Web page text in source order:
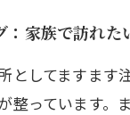
家族で訪れた
としてますます
整っています